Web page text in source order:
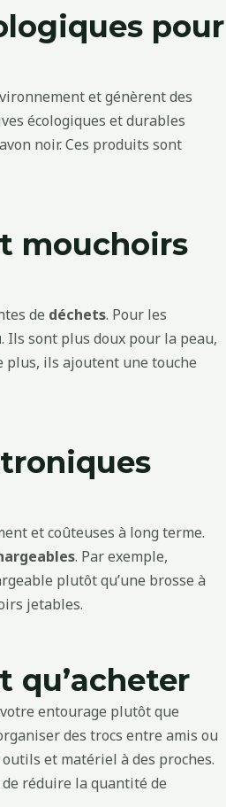
pour
et génèrent des
écologiques et durables
noir. Ces produits sont
mouchoirs
de déchets. Pour les
. Ils sont plus doux pour la peau,
plus, ils ajoutent une touche
et coûteuses à long terme.
. Par exemple,
plutôt qu’une brosse à
jetables.
qu’acheter
entourage plutôt que
des trocs entre amis ou
et matériel à des proches.
réduire la quantité de